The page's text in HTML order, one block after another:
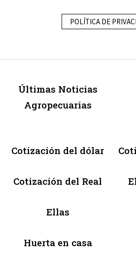
POLÍTICA DE
Últimas Noticias
Agropecuarias
Cotización del dólar
Cotización del Real
Ellas
Huerta en casa